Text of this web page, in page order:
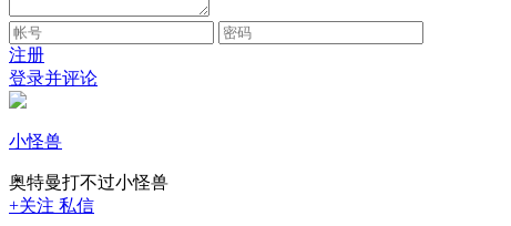
注册
登录并评论
小怪兽
奥特曼打不过小怪兽
+关注 私信